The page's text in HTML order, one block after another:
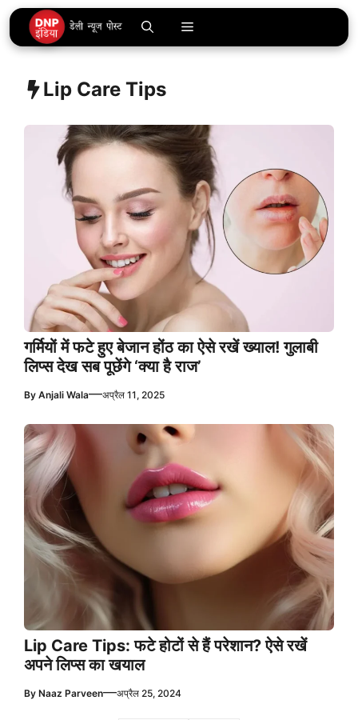
Skip
to
content
Menu
Lip Care Tips
गर्मियों में फटे हुए बेजान होंठ का ऐसे रखें ख्याल! गुलाबी
लिप्स देख सब पूछेंगे ‘क्या है राज’
By Anjali Wala—अप्रैल 11, 2025
Lip Care Tips: फटे होटों से हैं परेशान? ऐसे रखें
अपने लिप्स का खयाल
By Naaz Parveen—अप्रैल 25, 2024